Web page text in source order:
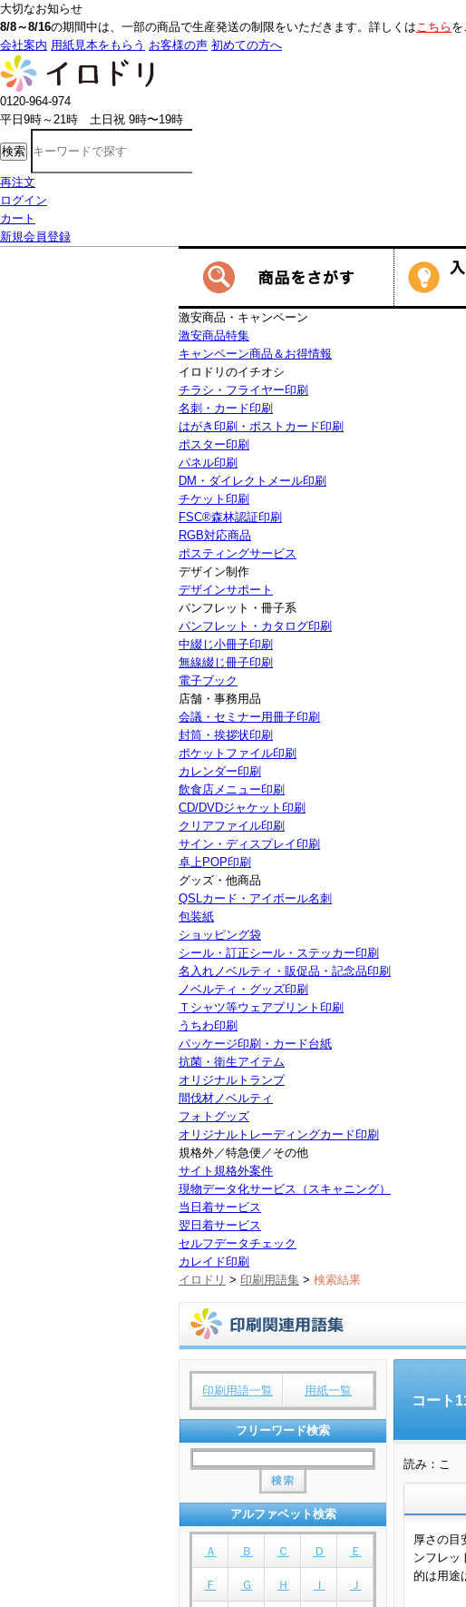
大切なお知らせ
8/8～8/16の期間中は、一部の商品で生産発送の制限をいただきます。詳しくはこちら
会社案内 用紙見本をもらう お客様の声 初めての方へ
0120-964-974
平日9時～21時 土日祝 9時〜19時
検索
再注文
ログイン
カート
新規会員登録
激安商品・キャンペーン
激安商品特集
キャンペーン商品＆お得情報
イロドリのイチオシ
チラシ・フライヤー印刷
名刺・カード印刷
はがき印刷・ポストカード印刷
ポスター印刷
パネル印刷
DM・ダイレクトメール印刷
チケット印刷
FSC®森林認証印刷
RGB対応商品
ポスティングサービス
デザイン制作
デザインサポート
パンフレット・冊子系
パンフレット・カタログ印刷
中綴じ小冊子印刷
無線綴じ冊子印刷
電子ブック
店舗・事務用品
会議・セミナー用冊子印刷
封筒・挨拶状印刷
ポケットファイル印刷
カレンダー印刷
飲食店メニュー印刷
CD/DVDジャケット印刷
クリアファイル印刷
サイン・ディスプレイ印刷
卓上POP印刷
グッズ・他商品
QSLカード・アイボール名刺
包装紙
ショッピング袋
シール・訂正シール・ステッカー印刷
名入れノベルティ・販促品・記念品印刷
ノベルティ・グッズ印刷
Ｔシャツ等ウェアプリント印刷
うちわ印刷
パッケージ印刷・カード台紙
抗菌・衛生アイテム
オリジナルトランプ
間伐材ノベルティ
フォトグッズ
オリジナルトレーディングカード印刷
規格外／特急便／その他
サイト規格外案件
現物データ化サービス（スキャニング）
当日着サービス
翌日着サービス
セルフデータチェック
カレイド印刷
イロドリ > 印刷用語集 > 検索結果
コート
読み：こ
厚さの目
ンフレッ
的は用途
印刷用語一覧 用紙一覧
フリーワード検索
アルファベット検索
Ａ Ｂ Ｃ Ｄ Ｅ
Ｆ Ｇ Ｈ Ｉ Ｊ